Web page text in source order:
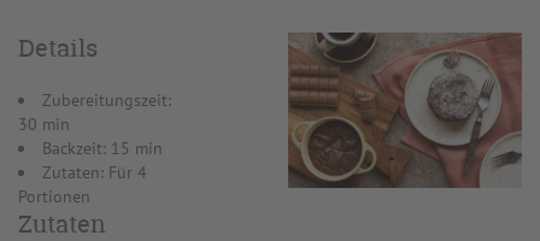
Details
Zubereitungszeit:
30 min
Backzeit: 15 min
Zutaten: Für 4
Portionen
Zutaten